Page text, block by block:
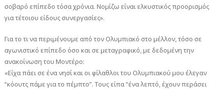
σοβαρό επίπεδο τόσα χρόνια. Νομίζω είναι ελκυστικός προορισμός
για τέτοιου είδους συνεργασίες».
Για το τι να περιμένουμε από τον Ολυμπιακό στο μέλλον, τόσο σε
αγωνιστικό επίπεδο όσο και σε μεταγραφικό, με δεδομένη την
ανακοίνωση του Μοντέρο:
«Είχα πάει σε ένα νησί και οι φίλαθλοι του Ολυμπιακού μου έλεγαν
“κόουτς πάμε για το πέμπτο”. Τους είπα “ένα λεπτό, έχουν περάσει